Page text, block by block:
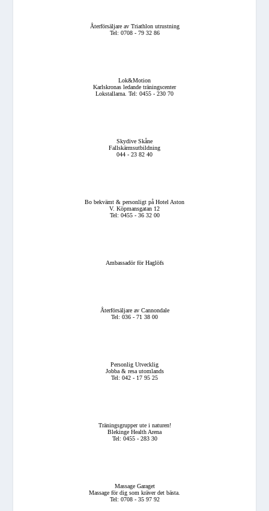
Återförsäljare av Triathlon utrustning
Tel: 0708 - 79 32 86
Lok&Motion
Karlskronas ledande träningscenter
Lokstallarna. Tel: 0455 - 230 70
Skydive Skåne
Fallskärmsutbildning
044 - 23 82 40
Bo bekvämt & personligt på Hotel Aston
V. Köpmansgatan 12
Tel: 0455 - 36 32 00
Ambassadör för Haglöfs
Återförsäljare av Cannondale
Tel: 036 - 71 38 00
Personlig Utvecklig
Jobba & resa utomlands
Tel: 042 - 17 95 25
Träningsgrupper ute i naturen!
Blekinge Health Arena
Tel: 0455 - 283 30
Massage Garaget
Massage för dig som kräver det bästa.
Tel: 0708 - 35 97 92